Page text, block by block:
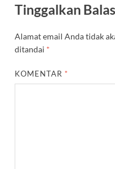
Tinggalkan
Alamat email Anda tidak
ditandai *
KOMENTAR *